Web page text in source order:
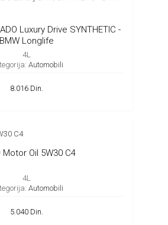
Luxury Drive SYNTHETIC -
BMW Longlife
4L
Automobili
8.016 Din.
Motor Oil 5W30 C4
4L
Automobili
5.040 Din.